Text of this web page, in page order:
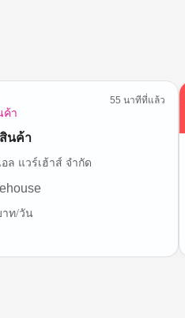
ค้า
55 นาทีที่แล้ว
นค้า
ล แวร์เฮ้าส์ จำกัด
าท/วัน